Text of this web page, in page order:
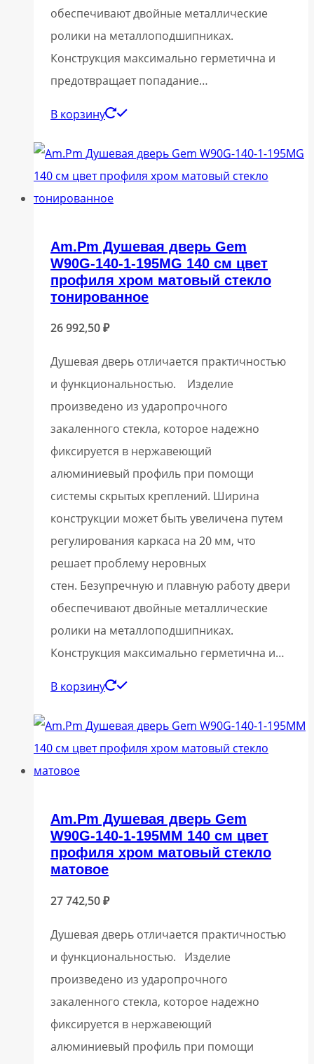
обеспечивают двойные металлические
ролики на металлоподшипниках.
Конструкция максимально герметична и
предотвращает попадание…
В корзину
Am.Pm Душевая дверь Gem
W90G-140-1-195MG 140 см цвет
профиля хром матовый стекло
тонированное
26 992,50₽
Душевая дверь отличается практичностью
и функциональностью. Изделие
произведено из ударопрочного
закаленного стекла, которое надежно
фиксируется в нержавеющий
алюминиевый профиль при помощи
системы скрытых креплений. Ширина
конструкции может быть увеличена путем
регулирования каркаса на 20 мм, что
решает проблему неровных
стен. Безупречную и плавную работу двери
обеспечивают двойные металлические
ролики на металлоподшипниках.
Конструкция максимально герметична и…
В корзину
Am.Pm Душевая дверь Gem
W90G-140-1-195MM 140 см цвет
профиля хром матовый стекло
матовое
27 742,50₽
Душевая дверь отличается практичностью
и функциональностью. Изделие
произведено из ударопрочного
закаленного стекла, которое надежно
фиксируется в нержавеющий
алюминиевый профиль при помощи